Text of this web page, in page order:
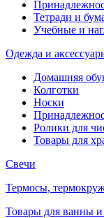
Тетради и
Учебные и
Одежда и
Домашняя
Колготки
Носки
Ролики для
Товары для
Свечи
Термосы,
Товары для ванны и